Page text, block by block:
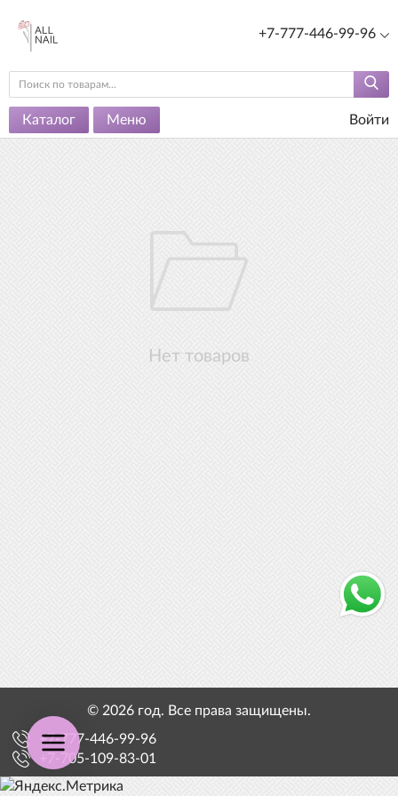
+7-777-446-99-96
Каталог Меню Войти
Нет товаров
© 2026 год. Все права защищены.
+7-777-446-99-96
+7-705-109-83-01